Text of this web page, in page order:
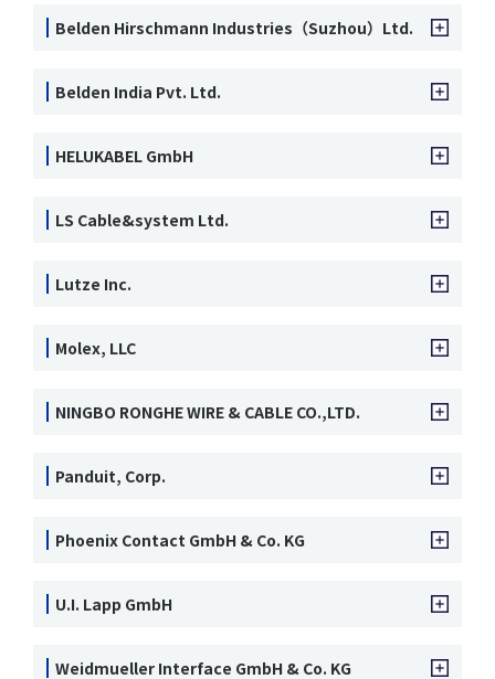
Belden Hirschmann Industries（Suzhou）Ltd.
Belden India Pvt. Ltd.
HELUKABEL GmbH
LS Cable&system Ltd.
Lutze Inc.
Molex, LLC
NINGBO RONGHE WIRE & CABLE CO.,LTD.
Panduit, Corp.
Phoenix Contact GmbH & Co. KG
U.I. Lapp GmbH
Weidmueller Interface GmbH & Co. KG